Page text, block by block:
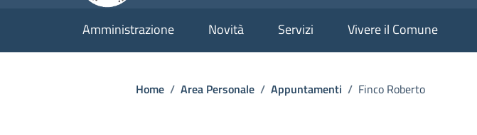
Amministrazione Novità Servizi Vivere il Comune
Home / Area Personale / Appuntamenti / Finco Roberto